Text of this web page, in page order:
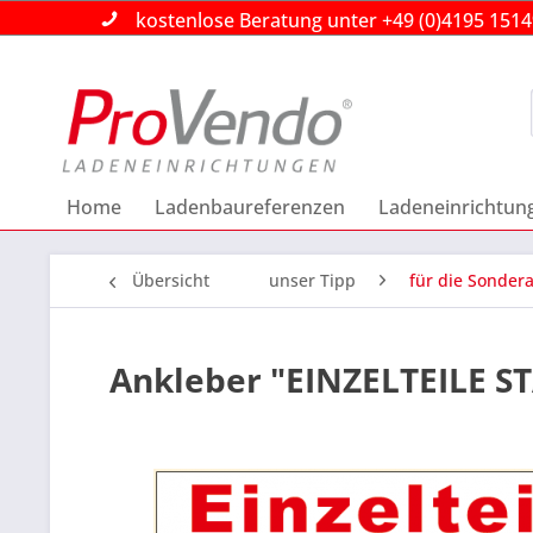
kostenlose Beratung unter +49 (0)4195
kostenlose Beratung unter +49 (0)4195
Home Ladenbaureferenzen
Übersicht unser Tipp für die
Ankleber "EINZELTEILE
kostenlose Beratung unter +49 (0)4195